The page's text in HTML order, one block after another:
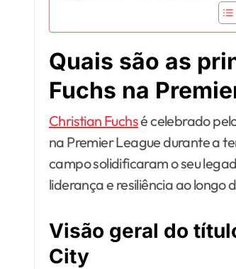
Quais são as
Fuchs na
Christian Fuchsé celebrado
na Premier League durante a
campo solidificaram o seu
liderança e resiliência ao longo
Visão geral do
City